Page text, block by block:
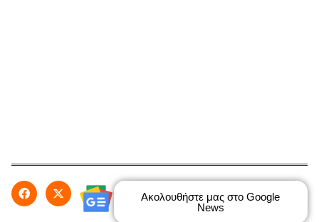
Ακολουθήστε μας στο Google
News